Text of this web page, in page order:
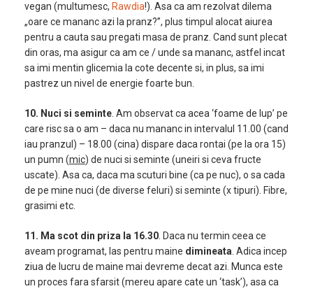
vegan (multumesc, Rawdia!). Asa ca am rezolvat dilema
„oare ce mananc azi la pranz?”, plus timpul alocat aiurea
pentru a cauta sau pregati masa de pranz. Cand sunt plecat
din oras, ma asigur ca am ce / unde sa mananc, astfel incat
sa imi mentin glicemia la cote decente si, in plus, sa imi
pastrez un nivel de energie foarte bun.
10. Nuci si seminte . Am observat ca acea ‘foame de lup’ pe
care risc sa o am – daca nu mananc in intervalul 11.00 (cand
iau pranzul) – 18.00 (cina) dispare daca rontai (pe la ora 15)
un pumn (mic) de nuci si seminte (uneiri si ceva fructe
uscate). Asa ca, daca ma scuturi bine (ca pe nuc), o sa cada
de pe mine nuci (de diverse feluri) si seminte (x tipuri). Fibre,
grasimi etc.
11. Ma scot din priza la 16.30 . Daca nu termin ceea ce
aveam programat, las pentru maine dimineata . Adica incep
ziua de lucru de maine mai devreme decat azi. Munca este
un proces fara sfarsit (mereu apare cate un ‘task’), asa ca